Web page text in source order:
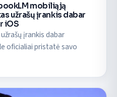
mobiliąją
užrašų įrankis dabar
iOS
įrankis dabar
oficialiai pristatė savo